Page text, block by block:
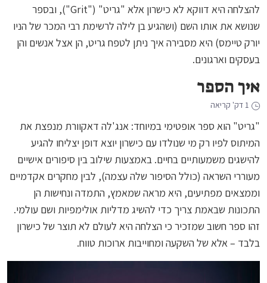
להצלחה היא דווקא לא כישרון אלא "גריט" ("Grit"), ובספר
שנושא את אותו השם (ושהגיע בן לילה לרשימת רבי המכר של הניו
יורק טיימס) היא מסבירה איך ניתן לטפח גריט, הן אצל אנשים והן
בעסקים וארגונים.
איך הספר
"גריט" הוא ספר אופטימי במיוחד: אנג'לה דאקוורת מנפצת את
המיתוס לפיו רק מי שנולדו עם כישרון יוצא דופן יצליחו להגיע
להישגים משמעותיים בחיים. באמצעות שילוב בין סיפורים אישיים
מעוררי השראה (כולל הסיפור שלה עצמה), לבין מחקרים אקדמיים
וממצאים מפתיעים, היא מראה שמאמץ, התמדה ונחישות הן
התכונות שבאמת צריך כדי להשיג מדליות אולימפיות ושם עולמי.
זהו ספר חשוב שמזכיר כי הצלחה היא לעולם לא תוצר של כישרון
בלבד – אלא של השקעה ומחוייבות ארוכות טווח.